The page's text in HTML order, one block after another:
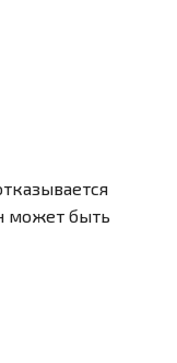
может быть